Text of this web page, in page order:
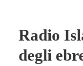
Radio
degli